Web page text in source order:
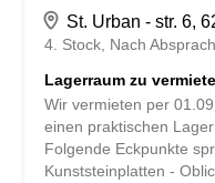
St. Urban - str. 6,
4. Stock Nach
Lagerraum zu
Wir vermieten per
einen praktischen
Folgende Eckpunkte
Kunststeinplatten -